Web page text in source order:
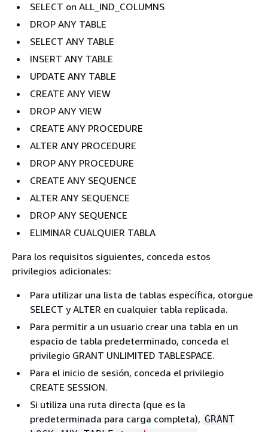
SELECT on ALL_IND_COLUMNS
DROP ANY TABLE
SELECT ANY TABLE
INSERT ANY TABLE
UPDATE ANY TABLE
CREATE ANY VIEW
DROP ANY VIEW
CREATE ANY PROCEDURE
ALTER ANY PROCEDURE
DROP ANY PROCEDURE
CREATE ANY SEQUENCE
ALTER ANY SEQUENCE
DROP ANY SEQUENCE
ELIMINAR CUALQUIER TABLA
Para los requisitos siguientes, conceda estos
privilegios adicionales:
Para utilizar una lista de tablas específica, otorgue
SELECT y ALTER en cualquier tabla replicada.
Para permitir a un usuario crear una tabla en un
espacio de tabla predeterminado, conceda el
privilegio GRANT UNLIMITED TABLESPACE.
Para el inicio de sesión, conceda el privilegio
CREATE SESSION.
Si utiliza una ruta directa (que es la
predeterminada para carga completa), GRANT